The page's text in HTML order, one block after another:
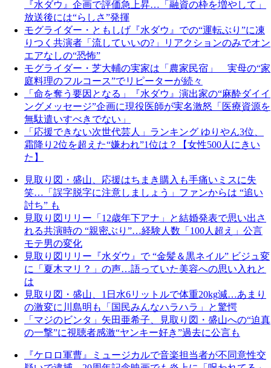
『水ダウ』企画で評価急上昇…「融資の枠を増やして」
放送後には“らしさ”発揮
モグライダー・ともしげ『水ダウ』での“運転ぶり”に凍
りつく共演者「流していいの?」リアクションのみでオン
エアなしの“恐怖”
モグライダー・芝大輔の実家は「農家民宿」 実母の“家
庭料理のフルコース”でリピーターが続々
「命を奪う要因となる」『水ダウ』演出家の“麻酔ダイイ
ングメッセージ”企画に現役医師が実名激怒「医療資源を
無駄遣いすべきでない」
「応援できない次世代芸人」ランキング ゆりやん3位、
霜降り2位を超えた“嫌われ”1位は？【女性500人にきい
た】
見取り図・盛山、応援はちまき購入も手痛いミスに失
笑…「誤字脱字に注意しましょう」ファンからは “追い
討ち” も
見取り図リリー「12歳年下アナ」と結婚発表で思い出さ
れる共演時の “親密ぶり”…経験人数「100人超え」公言
モテ男の変化
見取り図リリー『水ダウ』で “金髪＆黒ネイル” ビジュ変
に「夏木マリ？」の声…語っていた美容への思い入れと
は
見取り図・盛山、1日水6リットルで体重20kg減…あまり
の激変に川島明も「国民みんなハラハラ」と驚愕
「マジのビンタ」矢田亜希子、見取り図・盛山への“迫真
の一撃”に視聴者感激“ヤンキー好き”過去に公言も
『ケロロ軍曹』ミュージカルで音楽担当者が不同意性交